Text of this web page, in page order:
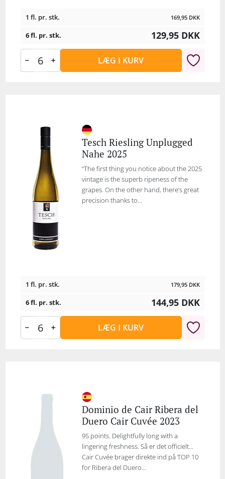
1 fl. pr. stk. 169,95 DKK
6 fl. pr. stk. 129,95 DKK
LÆG I KURV
Tesch Riesling Unplugged
Nahe 2025
“The first thing you notice about the 2025
vintage is the superb ripeness of the
grapes. On the other hand, there’s great
precision thanks to...
1 fl. pr. stk. 179,95 DKK
6 fl. pr. stk. 144,95 DKK
LÆG I KURV
Dominio de Cair Ribera del
Duero Cair Cuvée 2023
95 points. Delightfully long with a
lingering freshness. Så er det officielt…
Cair Cuvée brager direkte ind på TOP 10
for Ribera del Duero...